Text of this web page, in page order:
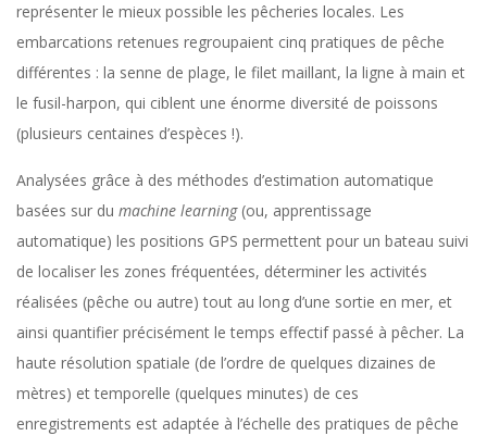
représenter le mieux possible les pêcheries locales. Les
embarcations retenues regroupaient cinq pratiques de pêche
différentes : la senne de plage, le filet maillant, la ligne à main et
le fusil-harpon, qui ciblent une énorme diversité de poissons
(plusieurs centaines d’espèces !).
Analysées grâce à des méthodes d’estimation automatique
basées sur du machine learning(ou, apprentissage
automatique) les positions GPS permettent pour un bateau suivi
de localiser les zones fréquentées, déterminer les activités
réalisées (pêche ou autre) tout au long d’une sortie en mer, et
ainsi quantifier précisément le temps effectif passé à pêcher. La
haute résolution spatiale (de l’ordre de quelques dizaines de
mètres) et temporelle (quelques minutes) de ces
enregistrements est adaptée à l’échelle des pratiques de pêche